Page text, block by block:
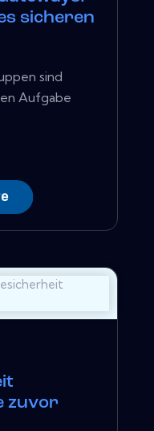
sicheren
sind
Aufgabe
zuvor